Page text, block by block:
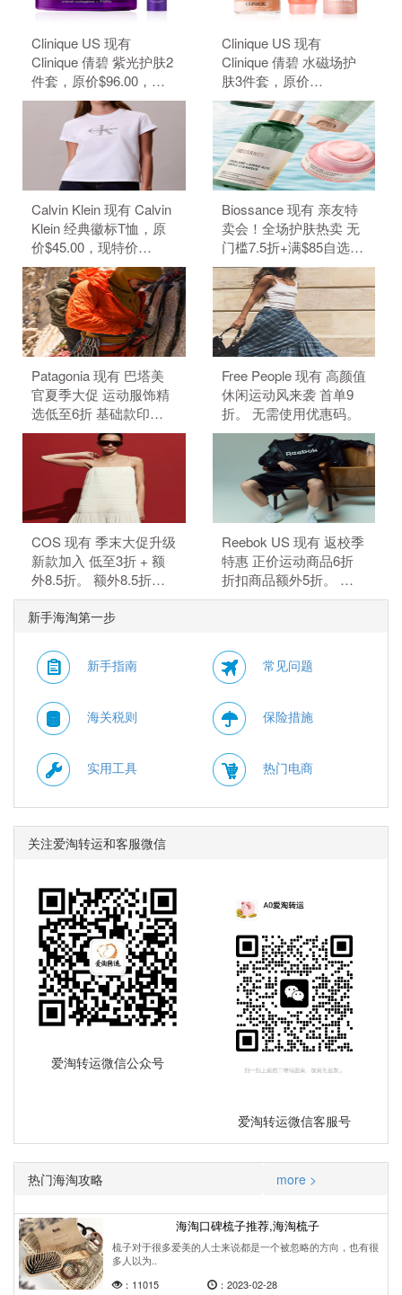
Clinique US 现有
Clinique 倩碧 紫光护肤2
件套，原价$96.00，现
特价$80.00（约541.24
元）。 无需使用优惠
Clinique US 现有
Clinique 倩碧 水磁场护
肤3件套，原价
$109.00，现特价
$91.00（约615.66
元）。 无需使用优惠
码。
Calvin Klein 现有 Calvin
Klein 经典徽标T恤，原
价$45.00，现特价
$22.50（约152.19
元）。 无需使用优惠
码。
Biossance 现有 亲友特
卖会！全场护肤热卖 无
门槛7.5折+满$85自选3
件好礼。 无需使用优惠
码。
Patagonia 现有 巴塔美
官夏季大促 运动服饰精
选低至6折 基础款印花T
恤$21.99。 无需使用优
惠码。
Free People 现有 高颜值
休闲运动风来袭 首单9
折。 无需使用优惠码。
COS 现有 季末大促升级
新款加入 低至3折 + 额
外8.5折。 额外8.5折，
需要使用优惠码：
MAY15。 优惠随时可能
Reebok US 现有 返校季
特惠 正价运动商品6折
折扣商品额外5折。 正
价商品6折，折扣商品额
新手海淘第一步
新手指南 常见问题
海关税则 保险措施
实用工具 热门电商
关注爱淘转运和客服微信
爱淘转运微信公众号
爱淘转运微信客服号
热门海淘攻略 more >
海淘口碑梳子推荐,海淘梳子
梳子对于很多爱美的人士来说都是一个被忽略的方向，也有很
多人以为..
：11015
：2023-02-28